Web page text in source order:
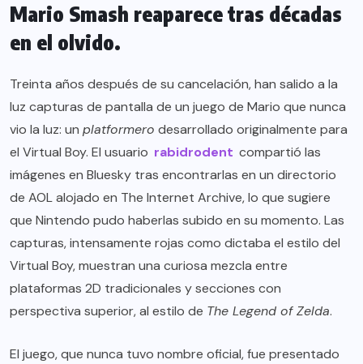
Mario Smash reaparece tras décadas
en el olvido.
Treinta años después de su cancelación, han salido a la
luz capturas de pantalla de un juego de Mario que nunca
vio la luz: un platformero desarrollado originalmente para
el Virtual Boy. El usuario rabidrodent compartió las
imágenes en Bluesky tras encontrarlas en un directorio
de AOL alojado en The Internet Archive, lo que sugiere
que Nintendo pudo haberlas subido en su momento. Las
capturas, intensamente rojas como dictaba el estilo del
Virtual Boy, muestran una curiosa mezcla entre
plataformas 2D tradicionales y secciones con
perspectiva superior, al estilo de The Legend of Zelda.
El juego, que nunca tuvo nombre oficial, fue presentado